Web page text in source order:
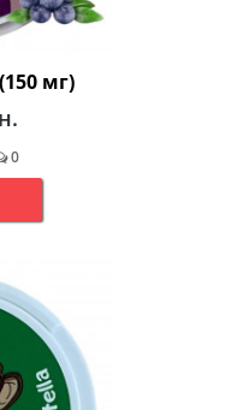
мг)
0